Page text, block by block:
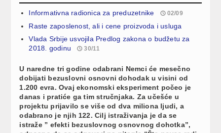
Informativna radionica za preduzetnike 02/09
Raste zaposlenost, ali i cene proizvoda i usluga
Vlada Srbije usvojila Predlog zakona o budžetu za
2018. godinu
30/11
U naredne tri godine odabrani Nemci će mesečno
dobijati bezuslovni osnovni dohodak u visini od
1.200 evra. Ovaj ekonomski eksperiment počeo je
danas i pratiće ga tim stručnjaka. Za učešće u
projektu prijavilo se više od dva miliona ljudi, a
odabrano je njih 122. Cilj istraživanja je da se
istraže ” efekti bezuslovnog osnovnog dohotka”,